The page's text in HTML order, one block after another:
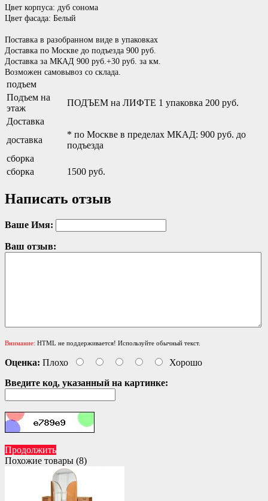
Цвет корпуса: дуб сонома
Цвет фасада: Белый
Поставка в разобранном виде в упаковках
Доставка по Москве до подъезда 900 руб.
Доставка за МКАД 900 руб.+30 руб. за км.
Возможен самовывоз со склада.
подъем
Подъем на
этаж
ПОДЪЕМ на ЛИФТЕ 1 упаковка 200 руб.
Доставка
доставка
* по Москве в пределах МКАД: 900 руб. до
подъезда
сборка
сборка
1500 руб.
Написать отзыв
Ваше Имя:
Ваш отзыв:
Внимание: HTML не поддерживается! Используйте обычный текст.
Оценка: Плохо
Хорошо
Введите код, указанный на картинке:
Продолжить
Похожие товары (8)